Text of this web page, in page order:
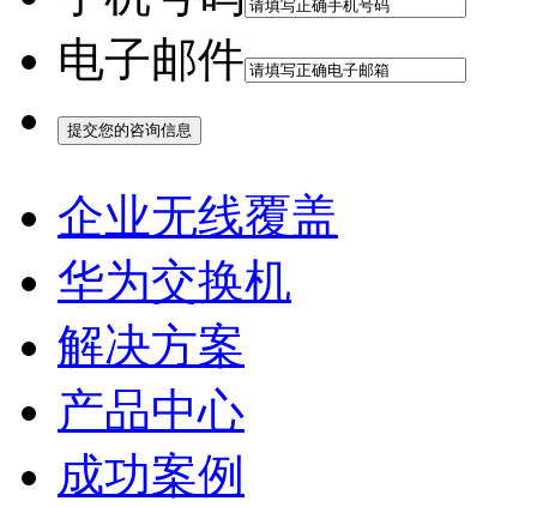
电子邮件
企业无线覆盖
华为交换机
解决方案
产品中心
成功案例